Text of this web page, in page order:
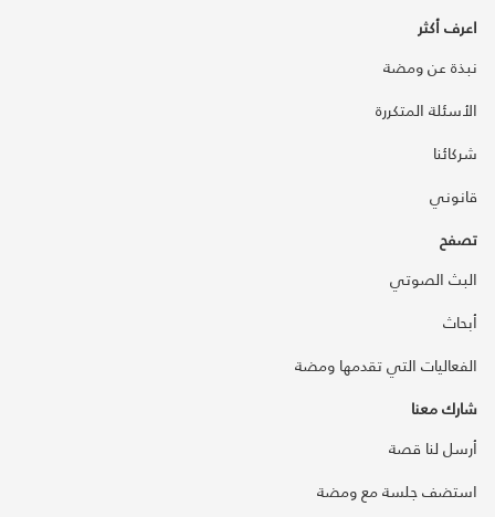
اعرف أكثر
نبذة عن ومضة
الأسئلة المتكررة
شركائنا
قانوني
تصفح
البث الصوتي
أبحاث
الفعاليات التي تقدمها ومضة
شارك معنا
أرسل لنا قصة
استضف جلسة مع ومضة